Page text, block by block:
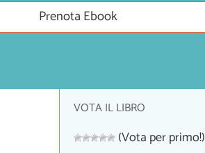
Prenota Ebook
VOTA IL LIBRO
(Vota per primo!)